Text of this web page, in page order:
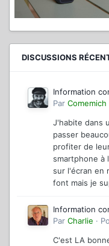
DISCUSSIONS
Information
Par Comemich
J'habite dans
passer
profiter de
smartphone à
sur l'écran en
font mais je
Information
Par Charlie ·
C'est LA